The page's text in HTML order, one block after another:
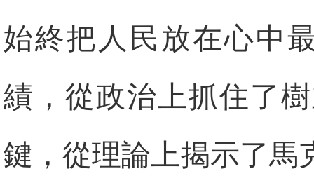
始終把人民放在心中
績，從政治上抓住了
鍵，從理論上揭示了馬